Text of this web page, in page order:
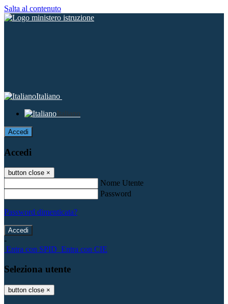
Salta al contenuto
Italiano
Italiano
Accedi
Accedi
button close ×
Nome Utente
Password
Password dimenticata?
-
Entra con SPID Entra con CIE
Seleziona utente
button close ×